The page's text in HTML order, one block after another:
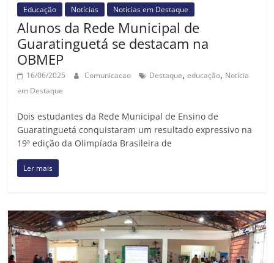
Educação Notícias Notícias em Destaque
Alunos da Rede Municipal de
Guaratinguetá se destacam na
OBMEP
16/06/2025 Comunicacao Destaque,educação, Notícia
em Destaque
Dois estudantes da Rede Municipal de Ensino de
Guaratinguetá conquistaram um resultado expressivo na
19ª edição da Olimpíada Brasileira de
Ler mais